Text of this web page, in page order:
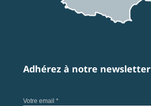
Adhérez à notre newsletter
Votre email *